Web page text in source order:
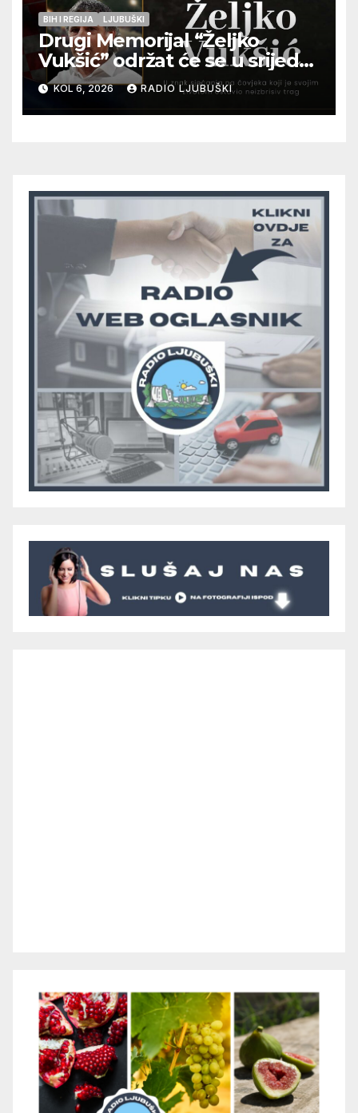
BIH I REGIJA LJUBUŠKI
Drugi Memorijal “Željko
Vukšić” održat će se u srijedu
12. kolovoza u Otoku
KOL 6, 2026 RADIO LJUBUŠKI